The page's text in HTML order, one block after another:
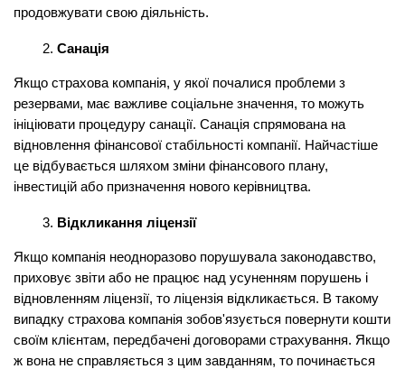
продовжувати свою діяльність.
Санація
Якщо страхова компанія, у якої почалися проблеми з
резервами, має важливе соціальне значення, то можуть
ініціювати процедуру санації. Санація спрямована на
відновлення фінансової стабільності компанії. Найчастіше
це відбувається шляхом зміни фінансового плану,
інвестицій або призначення нового керівництва.
Відкликання ліцензії
Якщо компанія неодноразово порушувала законодавство,
приховує звіти або не працює над усуненням порушень і
відновленням ліцензії, то ліцензія відкликається. В такому
випадку страхова компанія зобов'язується повернути кошти
своїм клієнтам, передбачені договорами страхування. Якщо
ж вона не справляється з цим завданням, то починається